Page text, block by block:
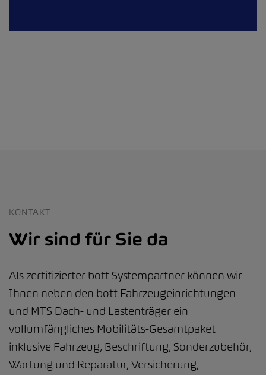
KONTAKT
Wir sind für Sie da
Als zertifizierter bott Systempartner können wir
Ihnen neben den bott Fahrzeugeinrichtungen
und MTS Dach- und Lastenträger ein
vollumfängliches Mobilitäts-Gesamtpaket
inklusive Fahrzeug, Beschriftung, Sonderzubehör,
Wartung und Reparatur, Versicherung,